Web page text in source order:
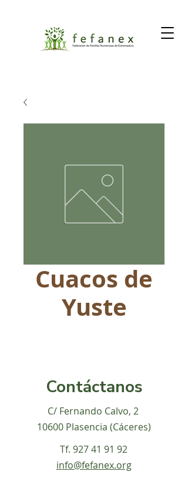
Cuacos de
Yuste
Contáctanos
C/ Fernando Calvo, 2
10600 Plasencia (Cáceres)
Tf. 927 41 91 92
info@fefanex.org